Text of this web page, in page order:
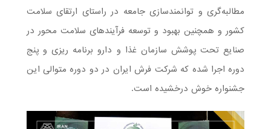
مطالبه‌گری و‌ توانمندسازی جامعه در راستای ارتقای سلامت
کشور و همچنین بهبود و توسعه فرآیندهای سلامت محور در
صنایع تحت پوشش سازمان غذا و دارو برنامه ریزی و پنج
دوره اجرا شده که شرکت فرش ایران در دو دوره متوالی این
جشنواره خوش درخشیده است.